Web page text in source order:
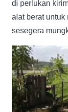
di perlukan
alat berat untuk
sesegera